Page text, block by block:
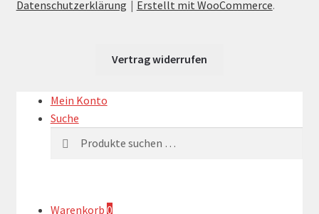
Datenschutzerklärung
Erstellt mit WooCommerce.
Vertrag widerrufen
Mein Konto
Suche
nach:
Warenkorb 0